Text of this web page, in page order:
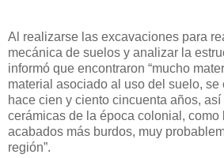
Al realizarse las excavaciones para
mecánica de suelos y analizar la
informó que encontraron “mucho
material asociado al uso del suelo, se
hace cien y ciento cincuenta años,
cerámicas de la época colonial, como
acabados más burdos, muy
región”.